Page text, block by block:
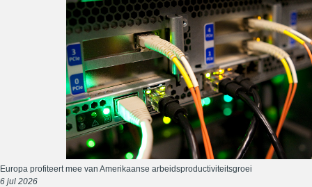
Europa profiteert mee van Amerikaanse arbeidsproductiviteitsgroei
6 jul 2026